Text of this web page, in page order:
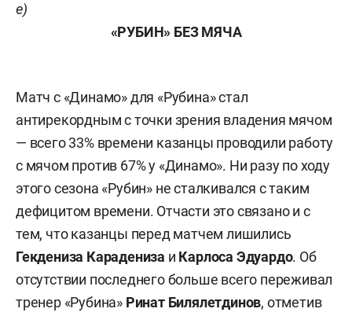
е)
«РУБИН» БЕЗ МЯЧА
Матч с «Динамо» для «Рубина» стал
антирекордным с точки зрения владения мячом
— всего 33% времени казанцы проводили работу
с мячом против 67% у «Динамо». Ни разу по ходу
этого сезона «Рубин» не сталкивался с таким
дефицитом времени. Отчасти это связано и с
тем, что казанцы перед матчем лишились
Гекдениза Карадениза и Карлоса Эдуардо. Об
отсутствии последнего больше всего переживал
тренер «Рубина» Ринат Билялетдинов, отметив